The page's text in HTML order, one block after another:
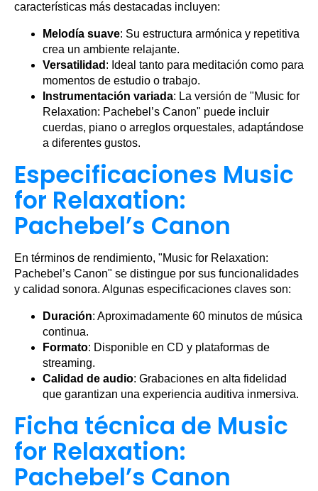
características más destacadas incluyen:
Melodía suave: Su estructura armónica y repetitiva
crea un ambiente relajante.
Versatilidad : Ideal tanto para meditación como para
momentos de estudio o trabajo.
Instrumentación variada: La versión de "Music for
Relaxation: Pachebel’s Canon" puede incluir
cuerdas, piano o arreglos orquestales, adaptándose
a diferentes gustos.
Especificaciones Music
for Relaxation:
Pachebel’s Canon
En términos de rendimiento, "Music for Relaxation:
Pachebel’s Canon" se distingue por sus funcionalidades
y calidad sonora. Algunas especificaciones claves son:
Duración: Aproximadamente 60 minutos de música
continua.
Formato: Disponible en CD y plataformas de
streaming.
Calidad de audio: Grabaciones en alta fidelidad
que garantizan una experiencia auditiva inmersiva.
Ficha técnica de Music
for Relaxation:
Pachebel’s Canon